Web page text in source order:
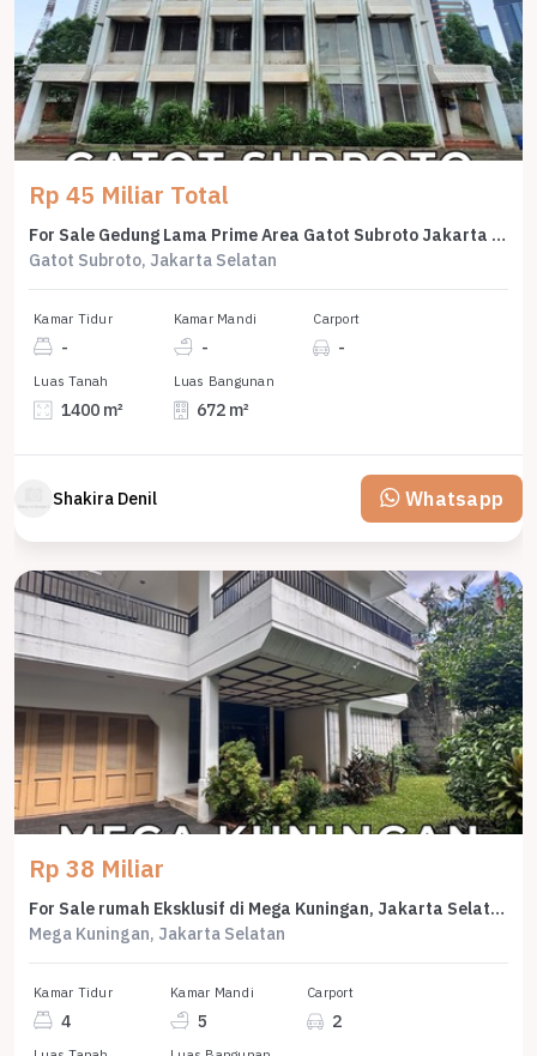
Rp 45 Miliar Total
For Sale Gedung Lama Prime Area Gatot Subroto Jakarta Setalan
Gatot Subroto, Jakarta Selatan
Kamar Tidur
-
Kamar Mandi
-
Carport
-
Luas Tanah
1400 m²
Luas Bangunan
672 m²
Shakira Denil Whatsapp
Rp 38 Miliar
For Sale rumah Eksklusif di Mega Kuningan, Jakarta Selatan - LT 540m²
Mega Kuningan, Jakarta Selatan
Kamar Tidur
4
Kamar Mandi
5
Carport
2